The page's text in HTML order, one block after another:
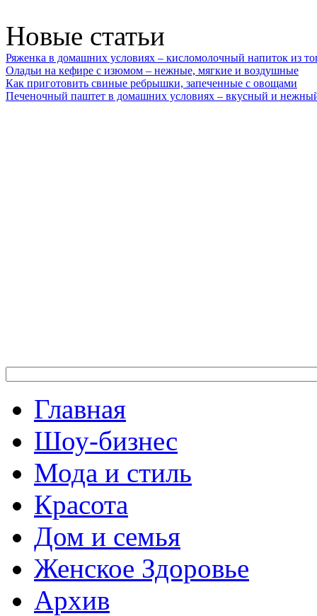
Новые статьи
Ряженка в домашних условиях – кисломолочный напиток из
Оладьи на кефире с изюмом – нежные, мягкие и воздушные
Как приготовить свиные ребрышки, запеченные с овощами
Печеночный паштет в домашних условиях – вкусный и
Главная
Шоу-бизнес
Мода и стиль
Красота
Дом и семья
Женское Здоровье
Архив